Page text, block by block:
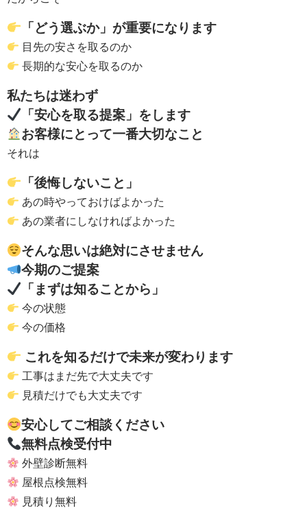
「どう選ぶか」が重要になります
目先の安さを取るのか
長期的な安心を取るのか
私たちは迷わず
「安心を取る提案」をします
お客様にとって一番大切なこと
それは
「後悔しないこと」
あの時やっておけばよかった
あの業者にしなければよかった
そんな思いは絶対にさせません
今期のご提案
「まずは知ることから」
今の状態
今の価格
これを知るだけで未来が変わります
工事はまだ先で大丈夫です
見積だけでも大丈夫です
安心してご相談ください
無料点検受付中
外壁診断無料
屋根点検無料
見積り無料